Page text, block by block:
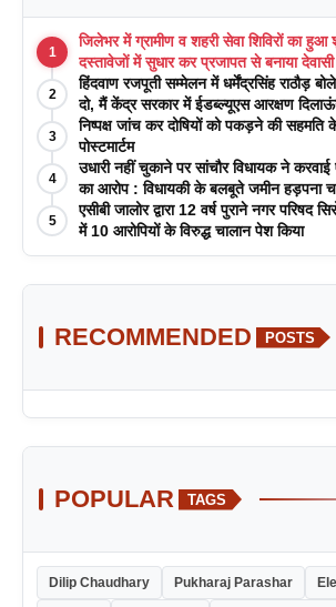
1
जिलेभर में ग्रामीण व शहरी सेवा शिविरों का हुआ
दस्तावेजों में सुधार कर प्रजापत से बनाया देवासी
2
हिंदवाण रजपूती सम्मेलन में धर्मेंद्रसिंह राठौड़
दो, मैं केंद्र सरकार में ईडब्ल्यूएस आरक्षण
3
निष्पक्ष जांच कर दोषियों को पकड़ने की
पोस्टमार्टम
4
उधारी नहीं चुकाने पर सांचौर विधायक ने
का आरोप : विधायकी के बलबूते जमीन हड़पना
जीवाराम !
5
एसीबी जालोर द्वारा 12 वर्ष पुराने नगर परिषद
में 10 आरोपियों के विरुद्ध चालान पेश किया
RECOMMENDED POSTS
POPULAR TAGS
Dilip Chaudhary Pukharaj Parashar